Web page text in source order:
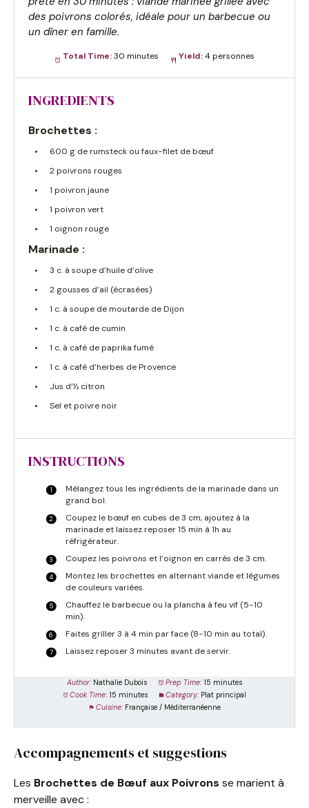
des poivrons colorés, idéale pour un barbecue ou
un dîner en famille.
Total Time: 30 minutes Yield: 4 personnes
INGREDIENTS
Brochettes :
600 g de rumsteck ou faux-filet de bœuf
2 poivrons rouges
1 poivron jaune
1 poivron vert
1 oignon rouge
Marinade :
3 c. à soupe d’huile d’olive
2 gousses d’ail (écrasées)
1 c. à soupe de moutarde de Dijon
1 c. à café de cumin
1 c. à café de paprika fumé
1 c. à café d’herbes de Provence
Jus d’½ citron
Sel et poivre noir
INSTRUCTIONS
Mélangez tous les ingrédients de la marinade dans un
grand bol.
Coupez le bœuf en cubes de 3 cm, ajoutez à la
marinade et laissez reposer 15 min à 1h au
réfrigérateur.
Coupez les poivrons et l’oignon en carrés de 3 cm.
Montez les brochettes en alternant viande et légumes
de couleurs variées.
Chauffez le barbecue ou la plancha à feu vif (5-10
min).
Faites griller 3 à 4 min par face (8-10 min au total).
Laissez reposer 3 minutes avant de servir.
Author: Nathalie Dubois Prep Time: 15 minutes
Cook Time: 15 minutes Category: Plat principal
Cuisine: Française / Méditerranéenne
Accompagnements et suggestions
Les Brochettes de Bœuf aux Poivrons se marient à
merveille avec :